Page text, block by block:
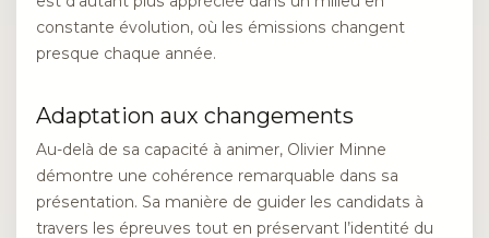
constante évolution, où les émissions changent
presque chaque année.
Adaptation aux changements
Au-delà de sa capacité à animer, Olivier Minne
démontre une cohérence remarquable dans sa
présentation. Sa manière de guider les candidats à
travers les épreuves tout en préservant l’identité du